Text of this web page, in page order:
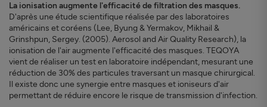
La ionisation augmente l'efficacité de filtration des masques.
D'après une étude scientifique réalisée par des laboratoires
américains et coréens (Lee, Byung & Yermakov, Mikhail &
Grinshpun, Sergey. (2005). Aerosol and Air Quality Research), la
ionisation de l'air augmente l'efficacité des masques. TEQOYA
vient de réaliser un test en laboratoire indépendant, mesurant une
réduction de 30% des particules traversant un masque chirurgical.
Il existe donc une synergie entre masques et ioniseurs d'air
permettant de réduire encore le risque de transmission d'infection.